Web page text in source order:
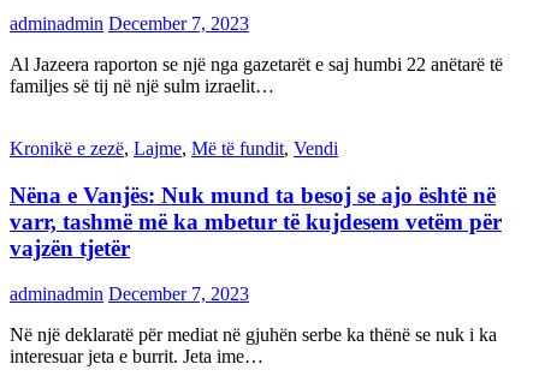
adminadmin December 7, 2023
Al Jazeera raporton se një nga gazetarët e saj humbi 22 anëtarë të
familjes së tij në një sulm izraelit…
Kronikë e zezë, Lajme, Më të fundit, Vendi
Nëna e Vanjës: Nuk mund ta besoj se ajo është në
varr, tashmë më ka mbetur të kujdesem vetëm për
vajzën tjetër
adminadmin December 7, 2023
Në një deklaratë për mediat në gjuhën serbe ka thënë se nuk i ka
interesuar jeta e burrit. Jeta ime…